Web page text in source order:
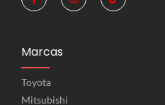
Marcas
Toyota
Mitsubishi